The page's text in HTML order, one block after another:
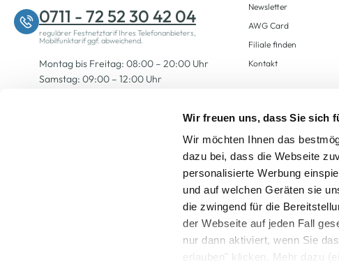
Wir freuen uns, dass Sie sich
Wir möchten Ihnen das
dazu bei, dass die Webseite
personalisierte Werbung
und auf welchen Geräten sie
die zwingend für die
der Webseite auf jeden Fall
nur dann aktiviert, wenn Sie
erlauben" klicken. Mehr dazu
0711 - 72 52 30 42 04
regulärer Festnetztarif Ihres Telefonanbieters,
Mobilfunktarif ggf. abweichend.
Montag bis Freitag: 08:00 – 20:00 Uhr
Samstag: 09:00 – 12:00 Uhr
Newsletter
AWG Card
Filiale finden
Kontakt
Alle Preise inkl. gesetzl.